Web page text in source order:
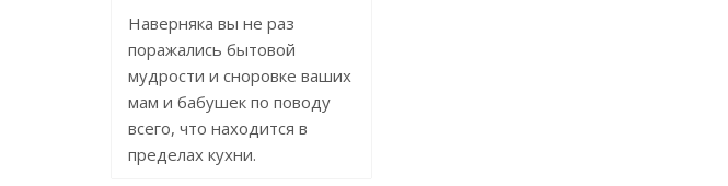
Наверняка вы не раз
поражались бытовой
мудрости и сноровке ваших
мам и бабушек по поводу
всего, что находится в
пределах кухни.